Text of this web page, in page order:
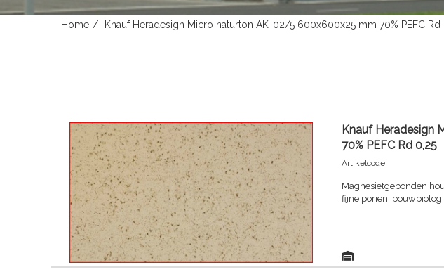
Home Knauf Heradesign Micro naturton AK-02/5 600x600x25 mm 70% PEFC Rd
Knauf Heradesign
70% PEFC Rd 0,25
Artikelcode:
Magnesietgebonden
fijne porien,